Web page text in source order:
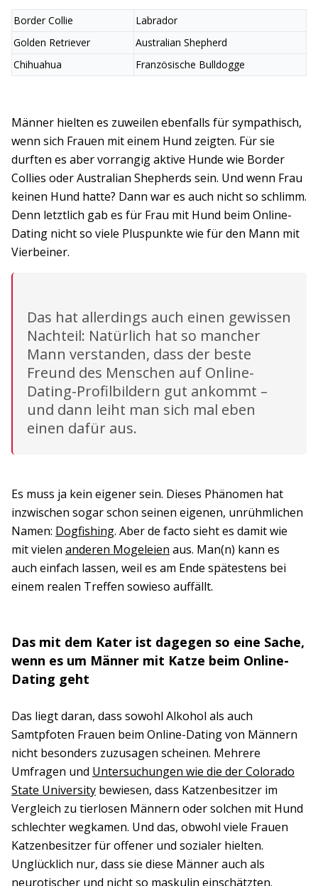
Border Collie
Labrador
Golden Retriever
Australian Shepherd
Chihuahua
Französische Bulldogge
Männer hielten es zuweilen ebenfalls für sympathisch,
wenn sich Frauen mit einem Hund zeigten. Für sie
durften es aber vorrangig aktive Hunde wie Border
Collies oder Australian Shepherds sein. Und wenn Frau
keinen Hund hatte? Dann war es auch nicht so schlimm.
Denn letztlich gab es für Frau mit Hund beim Online-
Dating nicht so viele Pluspunkte wie für den Mann mit
Vierbeiner.
Das hat allerdings auch einen gewissen
Nachteil: Natürlich hat so mancher
Mann verstanden, dass der beste
Freund des Menschen auf Online-
Dating-Profilbildern gut ankommt –
und dann leiht man sich mal eben
einen dafür aus.
Es muss ja kein eigener sein. Dieses Phänomen hat
inzwischen sogar schon seinen eigenen, unrühmlichen
Namen: Dogfishing. Aber de facto sieht es damit wie
mit vielen anderen Mogeleien aus. Man(n) kann es
auch einfach lassen, weil es am Ende spätestens bei
einem realen Treffen sowieso auffällt.
Das mit dem Kater ist dagegen so eine Sache,
wenn es um Männer mit Katze beim Online-
Dating geht
Das liegt daran, dass sowohl Alkohol als auch
Samtpfoten Frauen beim Online-Dating von Männern
nicht besonders zuzusagen scheinen. Mehrere
Umfragen und Untersuchungen wie die der Colorado
State University bewiesen, dass Katzenbesitzer im
Vergleich zu tierlosen Männern oder solchen mit Hund
schlechter wegkamen. Und das, obwohl viele Frauen
Katzenbesitzer für offener und sozialer hielten.
Unglücklich nur, dass sie diese Männer auch als
neurotischer und nicht so maskulin einschätzten.